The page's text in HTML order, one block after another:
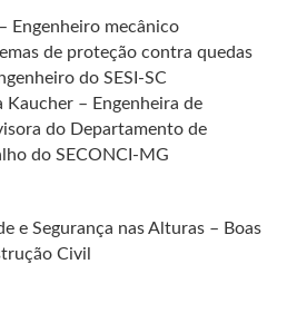
Engenheiro mecânico
de proteção contra quedas
do SESI-SC
Kaucher – Engenheira de
do Departamento de
do SECONCI-MG
e Segurança nas Alturas – Boas
Civil